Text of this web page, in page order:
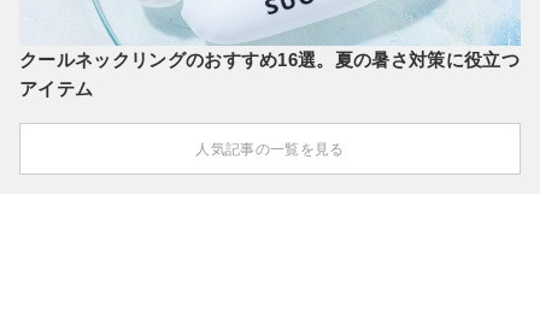
クールネックリングのおすすめ16選。夏の暑さ対策に役立つ
アイテム
人気記事の一覧を見る